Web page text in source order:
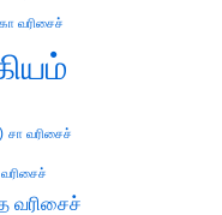
வரிசைச்
சா வரிசைச்
வரிசைச்
வரிசைச்